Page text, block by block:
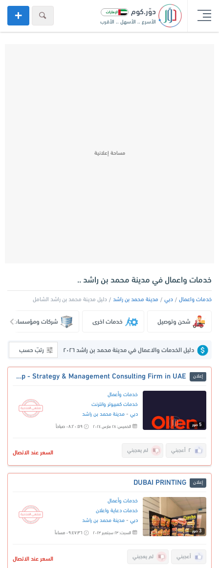
دوّر.كوم
الأسرع .. الأسهل .. الأقرب
خدمات واعمال في مدينة محمد بن راشد ..
خدمات واعمال دبي مدينة محمد بن راشد دليل مدينة محمد بن راشد الشامل
شحن وتوصيل خدمات اخرى شركات ومؤسسات
دليل الخدمات والاعمال في مدينة محمد بن راشد ٢٠٢٦ رتبّ حسب
إعلان
5 صور
خدمات وأعمال
خدمات كمبيوتر وانترنت
دبي - مدينة محمد بن راشد
الخميس: ٢٨ مارس ٢٠٢٤
٢ أعجبني لم يعجبني السعر عند الاتصال
إعلان
3 صور
خدمات وأعمال
خدمات دعاية واعلان
دبي - مدينة محمد بن راشد
السبت: ٢٣ سبتمبر ٢٠٢٣
أعجبني لم يعجبني السعر عند الاتصال